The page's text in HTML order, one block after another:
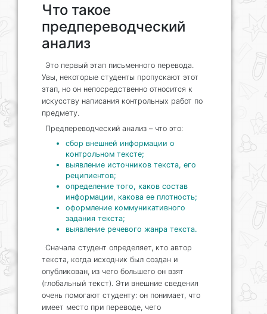
Что такое
предпереводческий
анализ
Это первый этап письменного перевода.
Увы, некоторые студенты пропускают этот
этап, но он непосредственно относится к
искусству написания контрольных работ по
предмету.
Предпереводческий анализ – что это:
сбор внешней информации о
контрольном тексте;
выявление источников текста, его
реципиентов;
определение того, каков состав
информации, какова ее плотность;
оформление коммуникативного
задания текста;
выявление речевого жанра текста.
Сначала студент определяет, кто автор
текста, когда исходник был создан и
опубликован, из чего большего он взят
(глобальный текст). Эти внешние сведения
очень помогают студенту: он понимает, что
имеет место при переводе, чего